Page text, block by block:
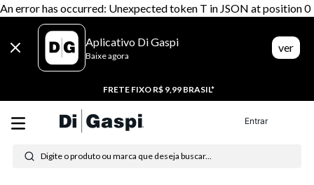
An error has occurred: Unexpected token T in JSON at position 0
Aplicativo Di Gaspi
Baixe agora
ver
FRETE FIXO R$ 9,99 BRASIL*
Entrar
Digite o produto ou marca que deseja buscar...
Termos mais buscados